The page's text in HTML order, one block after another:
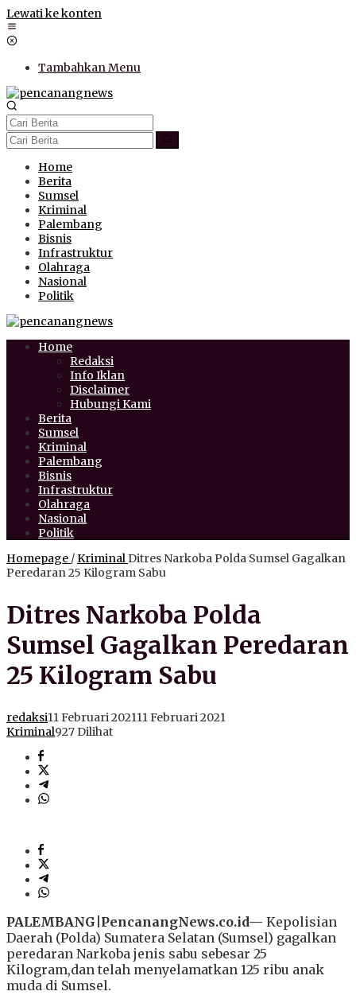
Lewati ke konten
Tambahkan Menu
Home
Berita
Sumsel
Kriminal
Palembang
Bisnis
Infrastruktur
Olahraga
Nasional
Politik
Home
Redaksi
Info Iklan
Disclaimer
Hubungi Kami
Berita
Sumsel
Kriminal
Palembang
Bisnis
Infrastruktur
Olahraga
Nasional
Politik
Homepage /KriminalDitres Narkoba Polda Sumsel Gagalkan
Peredaran 25 Kilogram Sabu
Ditres Narkoba Polda
Sumsel Gagalkan Peredaran
25 Kilogram Sabu
redaksi11 Februari 202111 Februari 2021
Kriminal927 Dilihat
PALEMBANG|PencanangNews.co.id— Kepolisian
Daerah (Polda) Sumatera Selatan (Sumsel) gagalkan
peredaran Narkoba jenis sabu sebesar 25
Kilogram,dan telah menyelamatkan 125 ribu anak
muda di Sumsel.